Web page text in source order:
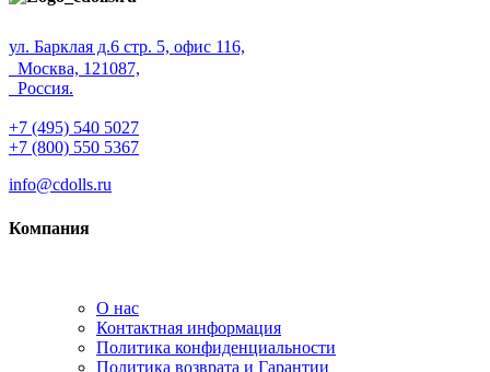
ул. Барклая д.6 стр. 5, офис 116,
Москва, 121087,
Россия.
+7 (495) 540 5027
+7 (800) 550 5367
info@cdolls.ru
Компания
О нас
Контактная информация
Политика конфиденциальности
Политика возврата и Гарантии